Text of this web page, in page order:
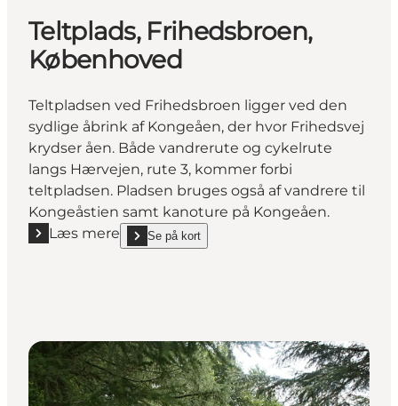
Teltplads, Frihedsbroen,
Københoved
Teltpladsen ved Frihedsbroen ligger ved den
sydlige åbrink af Kongeåen, der hvor Frihedsvej
krydser åen. Både vandrerute og cykelrute
langs Hærvejen, rute 3, kommer forbi
teltpladsen. Pladsen bruges også af vandrere til
Kongeåstien samt kanoture på Kongeåen.
Læs mere
Læs mere "Teltplads, Frihedsbroen, Københoved"
Se på kort
show Teltplads, Frihedsbroen, Københoved on_map